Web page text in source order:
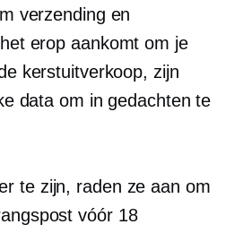
verzending en
erop aankomt om je
kerstuitverkoop, zijn
data om in gedachten te
te zijn, raden ze aan om
vóór 18